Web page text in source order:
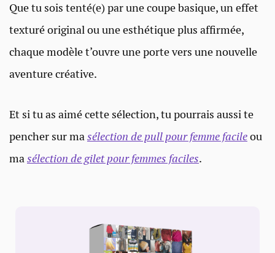
Que tu sois tenté(e) par une coupe basique, un effet
texturé original ou une esthétique plus affirmée,
chaque modèle t’ouvre une porte vers une nouvelle
aventure créative.
Et si tu as aimé cette sélection, tu pourrais aussi te
pencher sur masélection de pull pour femme facileou
masélection de gilet pour femmes faciles.